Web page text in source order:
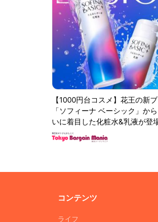
【1000円台コスメ】花王の新
「ソフィーナ ベーシック」か
いに着目した化粧水&乳液が登
コンテンツ
ライフ